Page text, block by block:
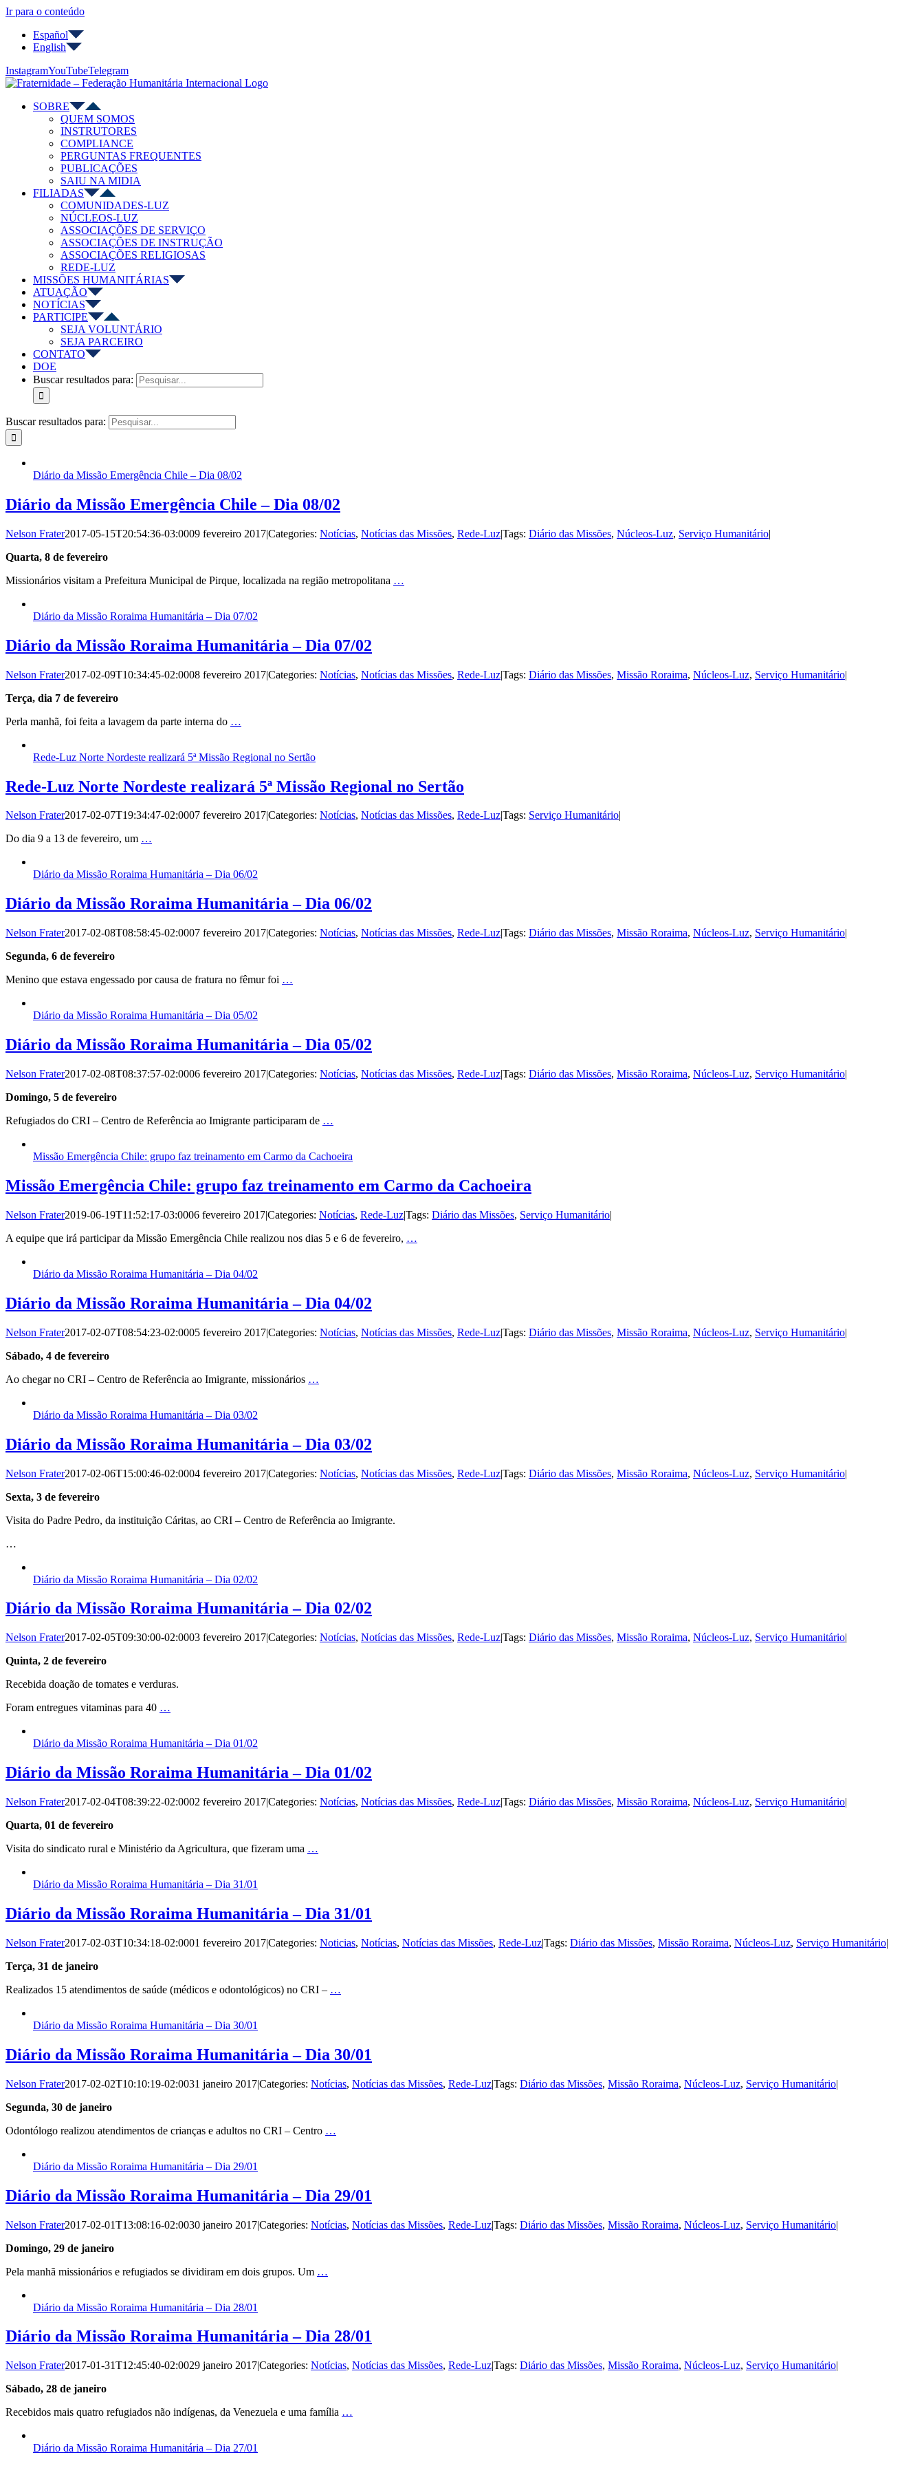
Ir para o conteúdo
Español
English
InstagramYouTubeTelegram
SOBRE
QUEM SOMOS
INSTRUTORES
COMPLIANCE
PERGUNTAS FREQUENTES
PUBLICAÇÕES
SAIU NA MIDIA
FILIADAS
COMUNIDADES-LUZ
NÚCLEOS-LUZ
ASSOCIAÇÕES DE SERVIÇO
ASSOCIAÇÕES DE INSTRUÇÃO
ASSOCIAÇÕES RELIGIOSAS
REDE-LUZ
MISSÕES HUMANITÁRIAS
ATUAÇÃO
NOTÍCIAS
PARTICIPE
SEJA VOLUNTÁRIO
SEJA PARCEIRO
CONTATO
DOE
Buscar resultados para:
Buscar resultados para:
Diário da Missão Emergência Chile – Dia 08/02
Diário da Missão Emergência Chile – Dia 08/02
Nelson Frater2017-05-15T20:54:36-03:0009 fevereiro 2017|Categories: Notícias, Notícias das Missões, Rede-Luz|Tags: Diário das Missões, Núcleos-Luz, Serviço Humanitário|
Quarta, 8 de fevereiro
Missionários visitam a Prefeitura Municipal de Pirque, localizada na região metropolitana …
Diário da Missão Roraima Humanitária – Dia 07/02
Diário da Missão Roraima Humanitária – Dia 07/02
Nelson Frater2017-02-09T10:34:45-02:0008 fevereiro 2017|Categories: Notícias, Notícias das Missões, Rede-Luz|Tags: Diário das Missões, Missão Roraima, Núcleos-Luz, Serviço Humanitário|
Terça, dia 7 de fevereiro
Perla manhã, foi feita a lavagem da parte interna do …
Rede-Luz Norte Nordeste realizará 5ª Missão Regional no Sertão
Rede-Luz Norte Nordeste realizará 5ª Missão Regional no Sertão
Nelson Frater2017-02-07T19:34:47-02:0007 fevereiro 2017|Categories: Notícias, Notícias das Missões, Rede-Luz|Tags: Serviço Humanitário|
Do dia 9 a 13 de fevereiro, um …
Diário da Missão Roraima Humanitária – Dia 06/02
Diário da Missão Roraima Humanitária – Dia 06/02
Nelson Frater2017-02-08T08:58:45-02:0007 fevereiro 2017|Categories: Notícias, Notícias das Missões, Rede-Luz|Tags: Diário das Missões, Missão Roraima, Núcleos-Luz, Serviço Humanitário|
Segunda, 6 de fevereiro
Menino que estava engessado por causa de fratura no fêmur foi …
Diário da Missão Roraima Humanitária – Dia 05/02
Diário da Missão Roraima Humanitária – Dia 05/02
Nelson Frater2017-02-08T08:37:57-02:0006 fevereiro 2017|Categories: Notícias, Notícias das Missões, Rede-Luz|Tags: Diário das Missões, Missão Roraima, Núcleos-Luz, Serviço Humanitário|
Domingo, 5 de fevereiro
Refugiados do CRI – Centro de Referência ao Imigrante participaram de …
Missão Emergência Chile: grupo faz treinamento em Carmo da Cachoeira
Missão Emergência Chile: grupo faz treinamento em Carmo da Cachoeira
Nelson Frater2019-06-19T11:52:17-03:0006 fevereiro 2017|Categories: Notícias, Rede-Luz|Tags: Diário das Missões, Serviço Humanitário|
A equipe que irá participar da Missão Emergência Chile realizou nos dias 5 e 6 de fevereiro, …
Diário da Missão Roraima Humanitária – Dia 04/02
Diário da Missão Roraima Humanitária – Dia 04/02
Nelson Frater2017-02-07T08:54:23-02:0005 fevereiro 2017|Categories: Notícias, Notícias das Missões, Rede-Luz|Tags: Diário das Missões, Missão Roraima, Núcleos-Luz, Serviço Humanitário|
Sábado, 4 de fevereiro
Ao chegar no CRI – Centro de Referência ao Imigrante, missionários …
Diário da Missão Roraima Humanitária – Dia 03/02
Diário da Missão Roraima Humanitária – Dia 03/02
Nelson Frater2017-02-06T15:00:46-02:0004 fevereiro 2017|Categories: Notícias, Notícias das Missões, Rede-Luz|Tags: Diário das Missões, Missão Roraima, Núcleos-Luz, Serviço Humanitário|
Sexta, 3 de fevereiro
Visita do Padre Pedro, da instituição Cáritas, ao CRI – Centro de Referência ao Imigrante.
…
Diário da Missão Roraima Humanitária – Dia 02/02
Diário da Missão Roraima Humanitária – Dia 02/02
Nelson Frater2017-02-05T09:30:00-02:0003 fevereiro 2017|Categories: Notícias, Notícias das Missões, Rede-Luz|Tags: Diário das Missões, Missão Roraima, Núcleos-Luz, Serviço Humanitário|
Quinta, 2 de fevereiro
Recebida doação de tomates e verduras.
Foram entregues vitaminas para 40 …
Diário da Missão Roraima Humanitária – Dia 01/02
Diário da Missão Roraima Humanitária – Dia 01/02
Nelson Frater2017-02-04T08:39:22-02:0002 fevereiro 2017|Categories: Notícias, Notícias das Missões, Rede-Luz|Tags: Diário das Missões, Missão Roraima, Núcleos-Luz, Serviço Humanitário|
Quarta, 01 de fevereiro
Visita do sindicato rural e Ministério da Agricultura, que fizeram uma …
Diário da Missão Roraima Humanitária – Dia 31/01
Diário da Missão Roraima Humanitária – Dia 31/01
Nelson Frater2017-02-03T10:34:18-02:0001 fevereiro 2017|Categories: Noticias, Notícias, Notícias das Missões, Rede-Luz|Tags: Diário das Missões, Missão Roraima, Núcleos-Luz, Serviço Humanitário|
Terça, 31 de janeiro
Realizados 15 atendimentos de saúde (médicos e odontológicos) no CRI – …
Diário da Missão Roraima Humanitária – Dia 30/01
Diário da Missão Roraima Humanitária – Dia 30/01
Nelson Frater2017-02-02T10:10:19-02:0031 janeiro 2017|Categories: Notícias, Notícias das Missões, Rede-Luz|Tags: Diário das Missões, Missão Roraima, Núcleos-Luz, Serviço Humanitário|
Segunda, 30 de janeiro
Odontólogo realizou atendimentos de crianças e adultos no CRI – Centro …
Diário da Missão Roraima Humanitária – Dia 29/01
Diário da Missão Roraima Humanitária – Dia 29/01
Nelson Frater2017-02-01T13:08:16-02:0030 janeiro 2017|Categories: Notícias, Notícias das Missões, Rede-Luz|Tags: Diário das Missões, Missão Roraima, Núcleos-Luz, Serviço Humanitário|
Domingo, 29 de janeiro
Pela manhã missionários e refugiados se dividiram em dois grupos. Um …
Diário da Missão Roraima Humanitária – Dia 28/01
Diário da Missão Roraima Humanitária – Dia 28/01
Nelson Frater2017-01-31T12:45:40-02:0029 janeiro 2017|Categories: Notícias, Notícias das Missões, Rede-Luz|Tags: Diário das Missões, Missão Roraima, Núcleos-Luz, Serviço Humanitário|
Sábado, 28 de janeiro
Recebidos mais quatro refugiados não indígenas, da Venezuela e uma família …
Diário da Missão Roraima Humanitária – Dia 27/01